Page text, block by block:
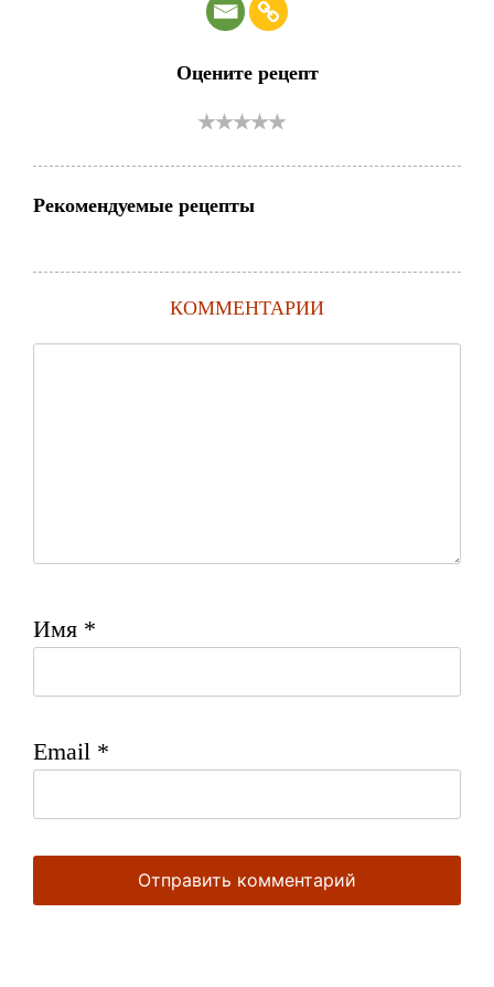
Оцените рецепт
Рекомендуемые рецепты
КОММЕНТАРИИ
Имя *
Email *